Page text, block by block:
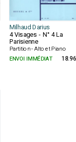
Milhaud Darius
4 Visages - N° 4 La
Parisienne
Partition - Alto et Piano
ENVOI IMMÉDIAT